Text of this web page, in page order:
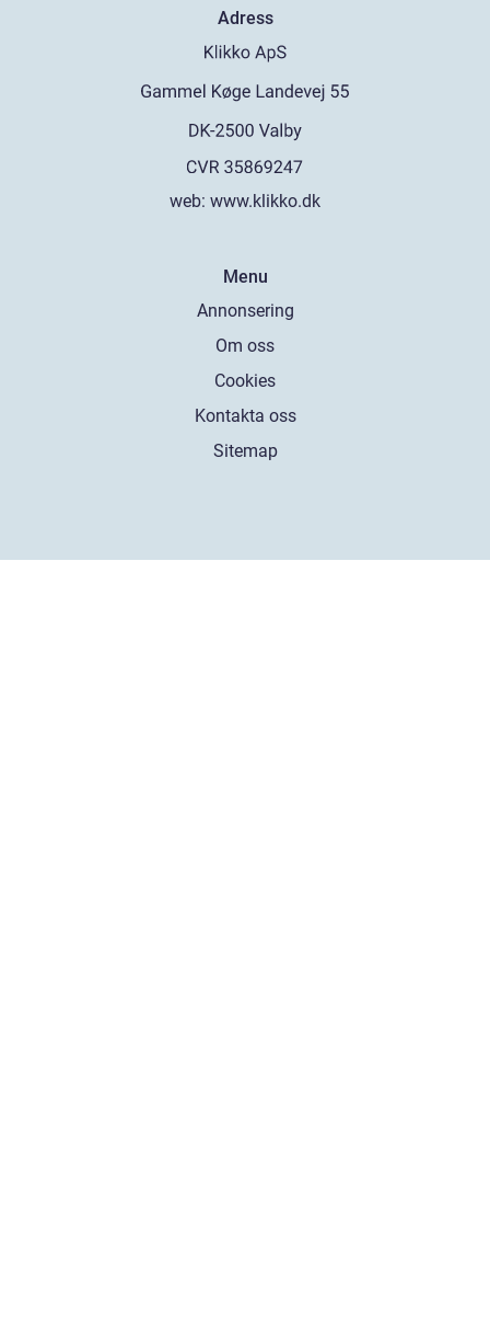
Adress
web: www.klikko.dk
Menu
Annonsering
Om oss
Cookies
Kontakta oss
Sitemap